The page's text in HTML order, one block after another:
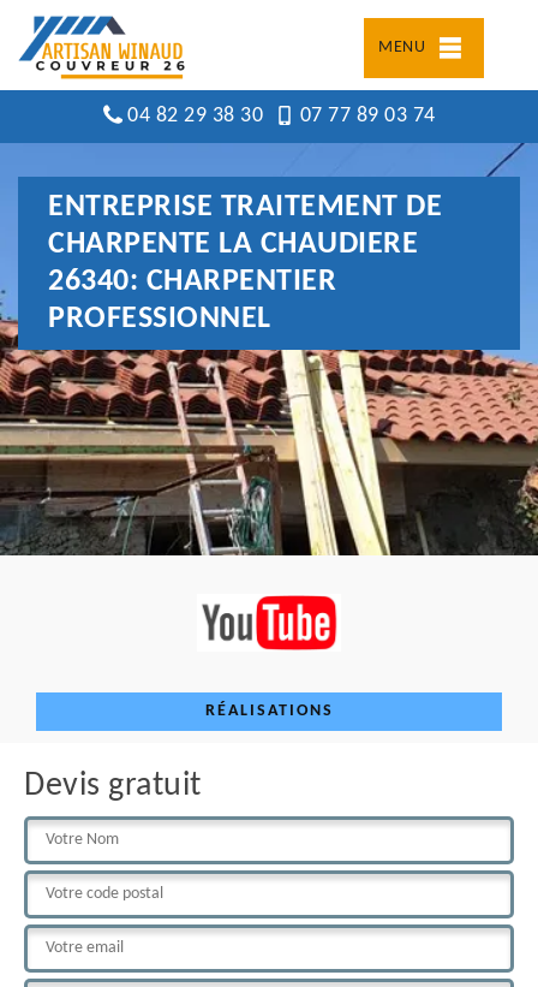
MENU
04 82 29 38 30 07 77 89 03 74
ENTREPRISE TRAITEMENT DE
CHARPENTE LA CHAUDIERE
26340: CHARPENTIER
PROFESSIONNEL
RÉALISATIONS
Devis gratuit